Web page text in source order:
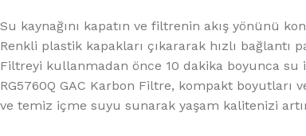
Su kaynağını kapatın ve filtrenin akış yönünü
Renkli plastik kapakları çıkararak hızlı bağlantı
Filtreyi kullanmadan önce 10 dakika boyunca su
RG5760Q GAC Karbon Filtre, kompakt boyutları
ve temiz içme suyu sunarak yaşam kalitenizi